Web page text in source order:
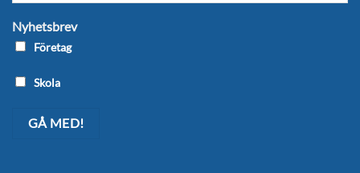
Nyhetsbrev
Företag
Skola